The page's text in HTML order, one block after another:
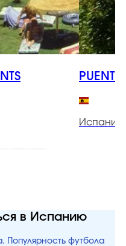
PUENTE
Испания
в Испанию
Популярность футбола